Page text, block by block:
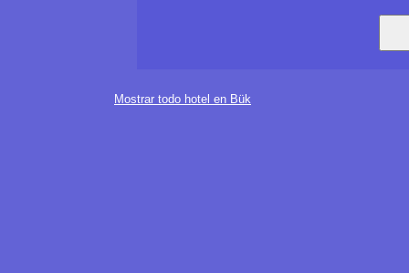
Mostrar todo hotel en Bük